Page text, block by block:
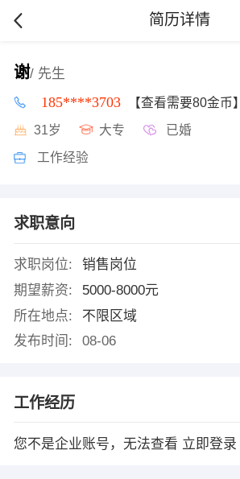
简历详情
谢/ 先生
185****3703 【查看需要80金币】
31岁 大专 已婚
工作经验
求职意向
求职岗位:
销售岗位
期望薪资:
5000-8000元
所在地点:
不限区域
发布时间:
08-06
工作经历
您不是企业账号，无法查看 立即登录